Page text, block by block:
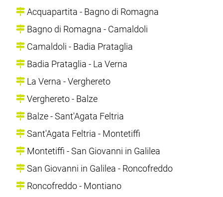
Acquapartita - Bagno di Romagna
Bagno di Romagna - Camaldoli
Camaldoli - Badia Prataglia
Badia Prataglia - La Verna
La Verna - Verghereto
Verghereto - Balze
Balze - Sant'Agata Feltria
Sant'Agata Feltria - Montetiffi
Montetiffi - San Giovanni in Galilea
San Giovanni in Galilea - Roncofreddo
Roncofreddo - Montiano